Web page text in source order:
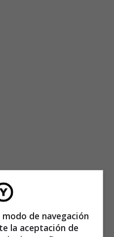
de navegación
la aceptación de